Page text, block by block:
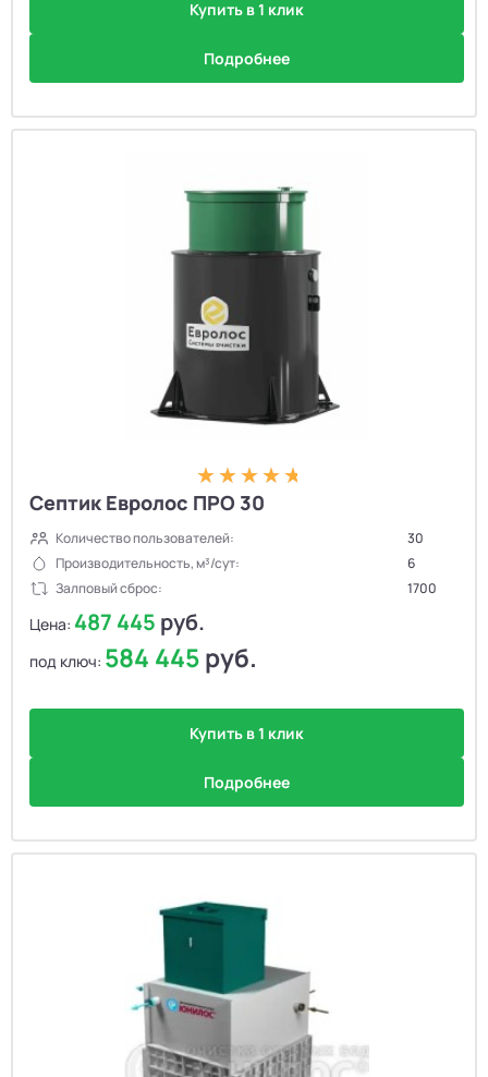
Купить в 1 клик
Подробнее
Септик Евролос ПРО 30
Количество пользователей:
30
Производительность, м³/сут:
6
Залповый сброс:
1700
Цена: 487 445 руб.
под ключ: 584 445руб.
Купить в 1 клик
Подробнее